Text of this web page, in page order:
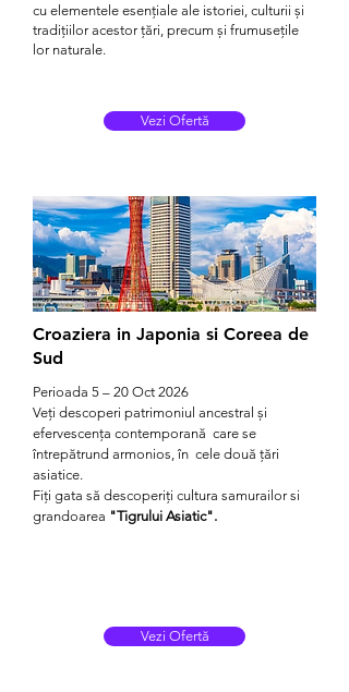
cu elementele esențiale ale istoriei, culturii și
tradițiilor acestor țări, precum și frumusețile
lor naturale.
Vezi Ofertă
Croaziera in Japonia si Coreea de
Sud
Perioada 5 – 20 Oct 2026
Veți descoperi patrimoniul ancestral și
efervescența contemporană care se
întrepătrund armonios, în cele două țări
asiatice.
Fiți gata să descoperiți cultura samurailor si
grandoarea "Tigrului Asiatic".
Vezi Ofertă